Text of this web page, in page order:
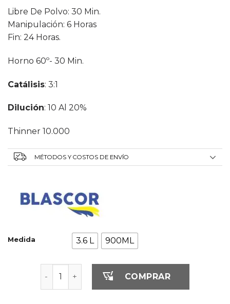
Libre De Polvo: 30 Min.
Manipulación: 6 Horas
Fin: 24 Horas.
Horno 60º- 30 Min.
Catálisis: 3:1
DiluCIÓn: 10 Al 20%
Thinner 10.000
MÉTODOS Y COSTOS DE ENVÍO
Medida 3.6 L 900ML
BA ESMALTE PU HS 3X1 SUPER WHITE cantidad
COMPRAR